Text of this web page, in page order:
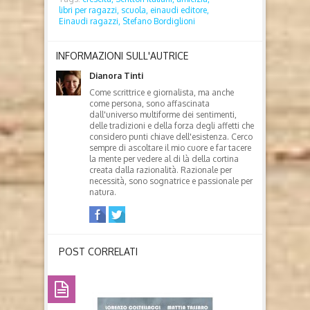
libri per ragazzi, scuola, einaudi editore,
Einaudi ragazzi, Stefano Bordiglioni
INFORMAZIONI SULL'AUTRICE
Dianora Tinti
Come scrittrice e giornalista, ma anche
come persona, sono affascinata
dall'universo multiforme dei sentimenti,
delle tradizioni e della forza degli affetti che
considero punti chiave dell'esistenza. Cerco
sempre di ascoltare il mio cuore e far tacere
la mente per vedere al di là della cortina
creata dalla razionalità. Razionale per
necessità, sono sognatrice e passionale per
natura.
POST CORRELATI